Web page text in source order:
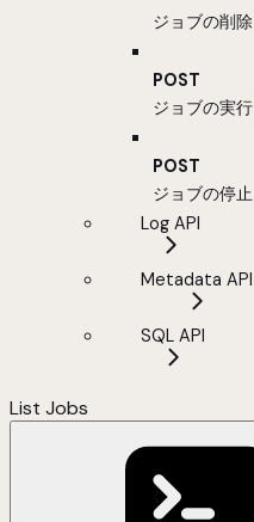
ジョブの削除
POST
ジョブの実行
POST
ジョブの停止
Log API
Metadata API
SQL API
List Jobs